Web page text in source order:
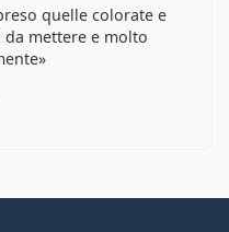
quelle colorate e
mettere e molto
5 di 5